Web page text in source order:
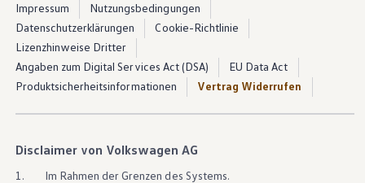
Impressum
Nutzungsbedingungen
Datenschutzerklärungen
Cookie-Richtlinie
Lizenzhinweise Dritter
Angaben zum Digital Services Act (DSA)
EU Data Act
Produktsicherheitsinformationen
Vertrag Widerrufen
Disclaimer von Volkswagen AG
1.
Im Rahmen der Grenzen des Systems.